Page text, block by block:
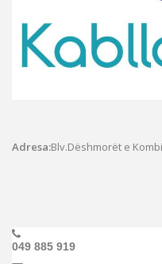
Adresa:Blv.Dëshmorët e
049 885 919